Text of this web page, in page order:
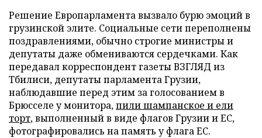
Решение Европарламента вызвало бурю эмоций в
грузинской элите. Социальные сети переполнены
поздравлениями, обычно строгие министры и
депутаты даже обмениваются сердечками. Как
передавал корреспондент газеты ВЗГЛЯД из
Тбилиси, депутаты парламента Грузии,
наблюдавшие перед этим за голосованием в
Брюсселе у монитора,пили шампанское и ели
торт, выполненный в виде флагов Грузии и ЕС,
фотографировались на память у флага ЕС.